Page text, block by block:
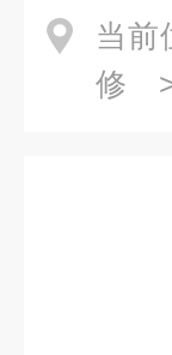
当前
修